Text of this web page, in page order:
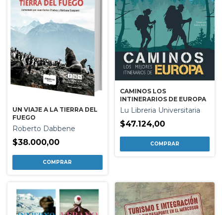
UN VIAJE A LA TIERRA DEL
FUEGO
Roberto Dabbene
$38.000,00
CAMINOS LOS
INTINERARIOS DE EUROPA
Lu Libreria Universitaria
$47.124,00